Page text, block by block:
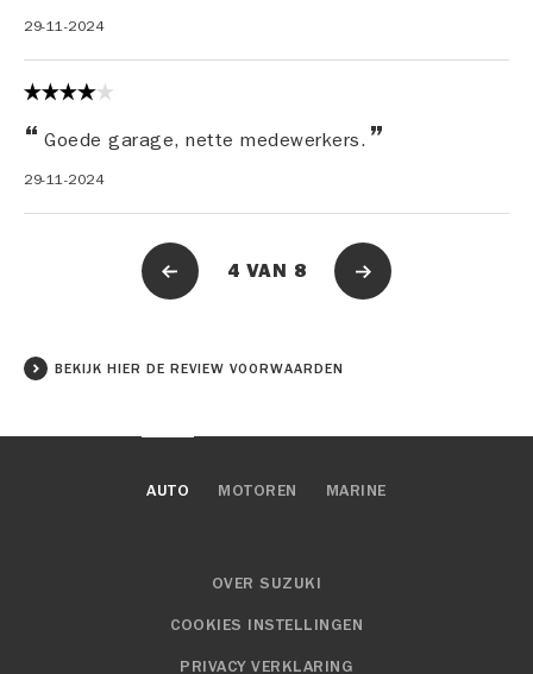
29-11-2024
Goede garage, nette medewerkers.
29-11-2024
4 VAN 8
BEKIJK HIER DE REVIEW VOORWAARDEN
AUTO MOTOREN MARINE
OVER SUZUKI
COOKIES INSTELLINGEN
PRIVACY VERKLARING